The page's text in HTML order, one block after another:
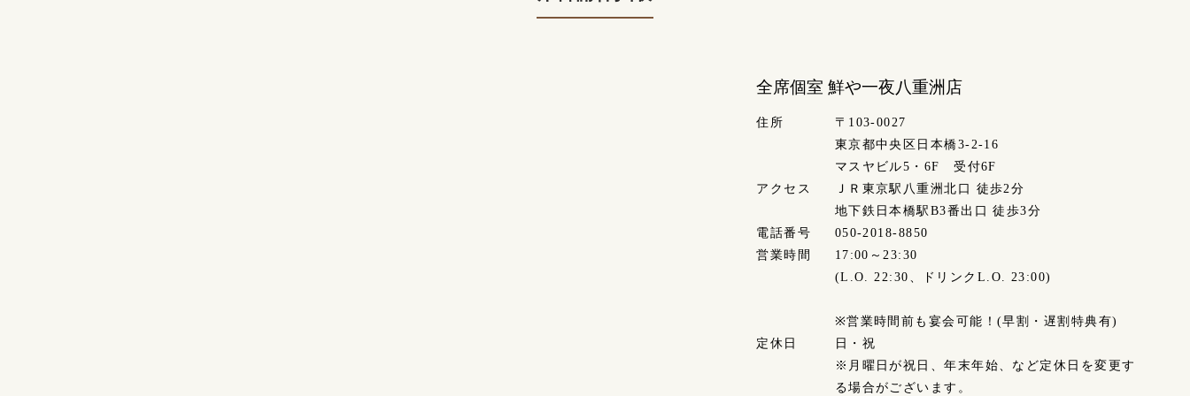
全席個室 鮮や一夜八重洲店
住所
〒103-0027
東京都中央区日本橋3-2-16
マスヤビル5・6F 受付6F
アクセス
ＪＲ東京駅八重洲北口 徒歩2分
地下鉄日本橋駅B3番出口 徒歩3分
電話番号
050-2018-8850
営業時間
17:00～23:30
(L.O. 22:30、ドリンクL.O. 23:00)
※営業時間前も宴会可能！(早割・遅割特典有)
定休日
日・祝
※月曜日が祝日、年末年始、など定休日を変更す
る場合がございます。